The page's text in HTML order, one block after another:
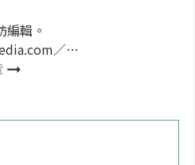
編輯。
／